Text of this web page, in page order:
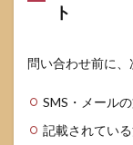
点検
しま
8.1
ジッ
ード
ト
問い合わせ前に、
SMS・メール
記載されてい